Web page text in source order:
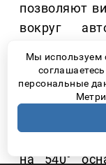
позволяют
вокруг
удобно при
бордюрами
улицам
на 540°
Мы используем
персональные